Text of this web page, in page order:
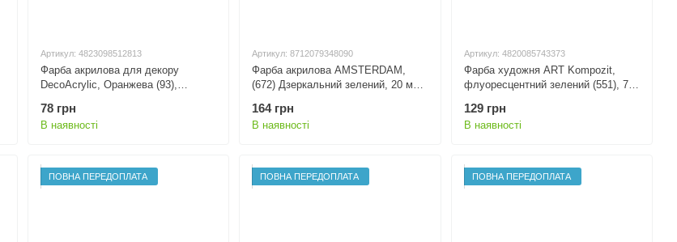
Артикул: 4823098512813
Фарба акрилова для декору
DecoAcrylic, Оранжева (93),
Talent
78 грн
В наявності
Артикул: 8712079348090
Фарба акрилова AMSTERDAM,
(672) Дзеркальний зелений, 20 мл,
164 грн
В наявності
Артикул: 4820085743373
Фарба художня ART Kompozit,
флуоресцентний зелений (551), 75
129 грн
В наявності
ПОВНА ПЕРЕДОПЛАТА ПОВНА ПЕРЕДОПЛАТА ПОВНА ПЕРЕДОПЛАТА